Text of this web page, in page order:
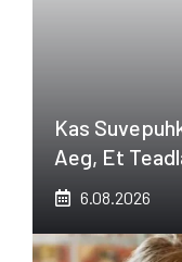
Kas
Aeg, Et
6.08.2026